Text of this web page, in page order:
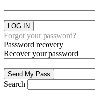
Forgot your password?
Password recovery
Recover your password
Search